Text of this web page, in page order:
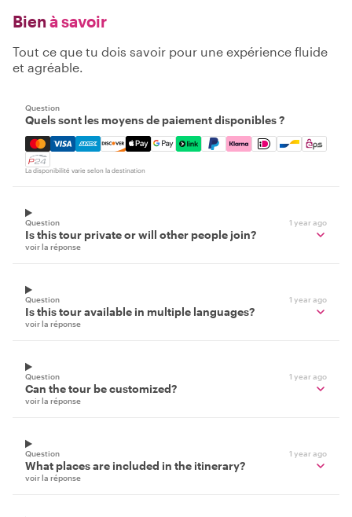
Bien à savoir
Tout ce que tu dois savoir pour une expérience fluide
et agréable.
Question
Quels sont les moyens de paiement disponibles ?
Mastercard, Visa, Amex, Discover, Apple Pay, Google
La disponibilité varie selon la destination
Question 1 year ago
Is this tour private or will other people join?
voir la réponse
Question 1 year ago
Is this tour available in multiple languages?
voir la réponse
Question 1 year ago
Can the tour be customized?
voir la réponse
Question 1 year ago
What places are included in the itinerary?
voir la réponse